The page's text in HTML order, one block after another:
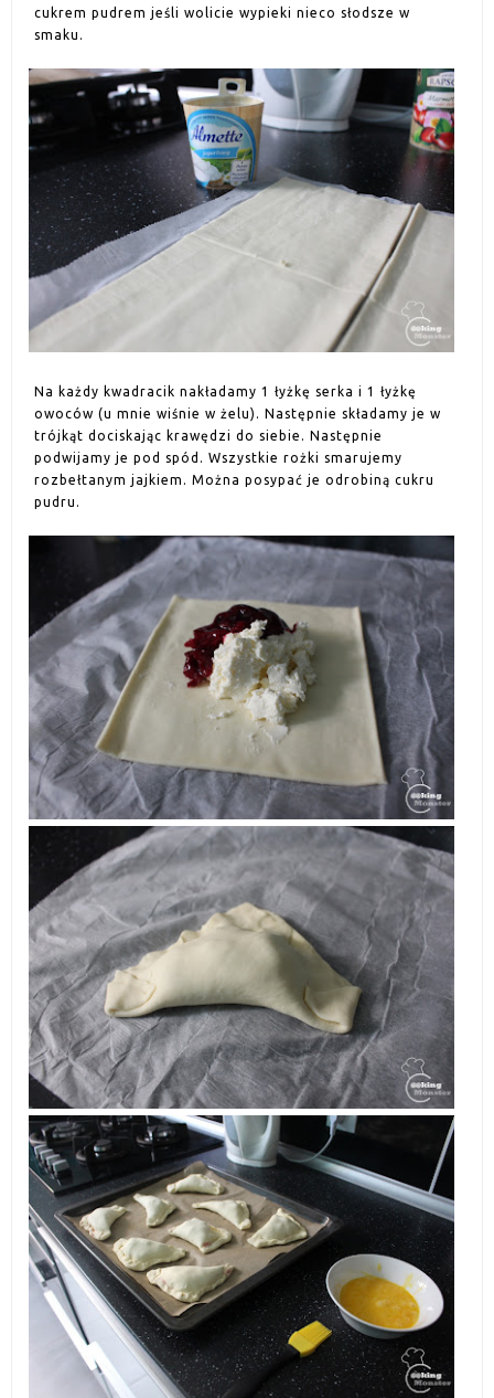
cukrem pudrem jeśli wolicie wypieki nieco słodsze w
smaku.
Na każdy kwadracik nakładamy 1 łyżkę serka i 1 łyżkę
owoców (u mnie wiśnie w żelu). Następnie składamy je w
trójkąt dociskając krawędzi do siebie. Następnie
podwijamy je pod spód. Wszystkie rożki smarujemy
rozbełtanym jajkiem. Można posypać je odrobiną cukru
pudru.